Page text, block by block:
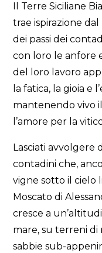
Il Terre Siciliane
trae ispirazione
dei passi dei
con loro le anfore
del loro lavoro
la fatica, la gioia e
mantenendo vivo
l’amore per la
Lasciati avvolgere
contadini che,
vigne sotto il cielo
Moscato di
cresce a
mare, su terreni di
sabbie sub-